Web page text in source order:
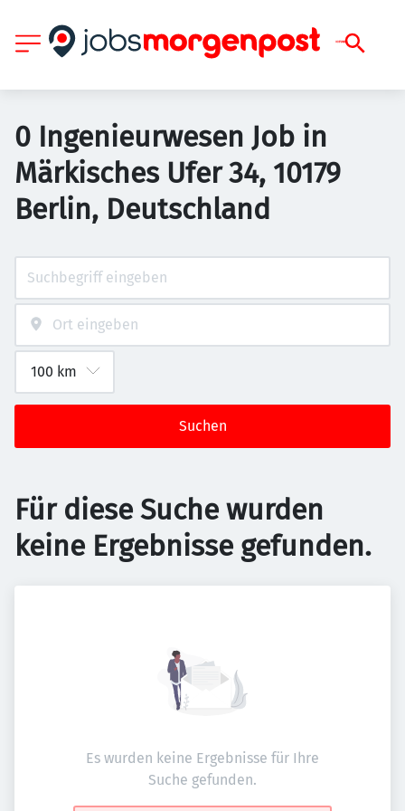
0 Ingenieurwesen Job in
Märkisches Ufer 34, 10179
Berlin, Deutschland
Suchen
Für diese Suche wurden
keine Ergebnisse gefunden.
Es wurden keine Ergebnisse für Ihre
Suche gefunden.